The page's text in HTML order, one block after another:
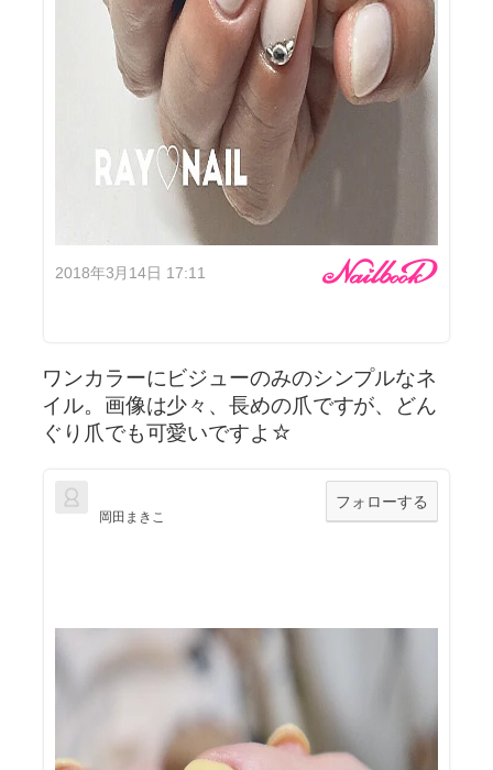
2018年3月14日 17:11
ワンカラーにビジューのみのシンプルなネ
イル。画像は少々、長めの爪ですが、どん
ぐり爪でも可愛いですよ☆
岡田まきこ
フォローする